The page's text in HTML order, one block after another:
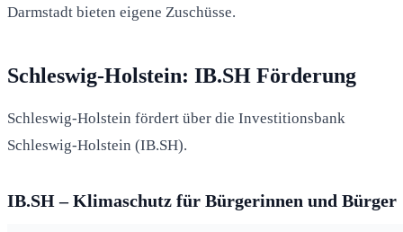
Darmstadt bieten eigene Zuschüsse.
Schleswig-Holstein: IB.SH Förderung
Schleswig-Holstein fördert über die Investitionsbank
Schleswig-Holstein (IB.SH).
IB.SH – Klimaschutz für Bürgerinnen und Bürger